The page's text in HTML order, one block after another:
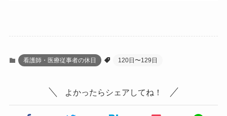
看護師・医療従事者の休日 120日〜129日
よかったらシェアしてね！